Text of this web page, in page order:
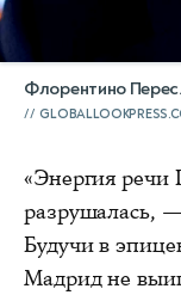
Флорентино
«Энергия речи
разрушалась,
Будучи в
Мадрид не